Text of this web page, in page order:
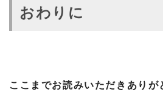
おわりに
ここまでお読みいただきありが